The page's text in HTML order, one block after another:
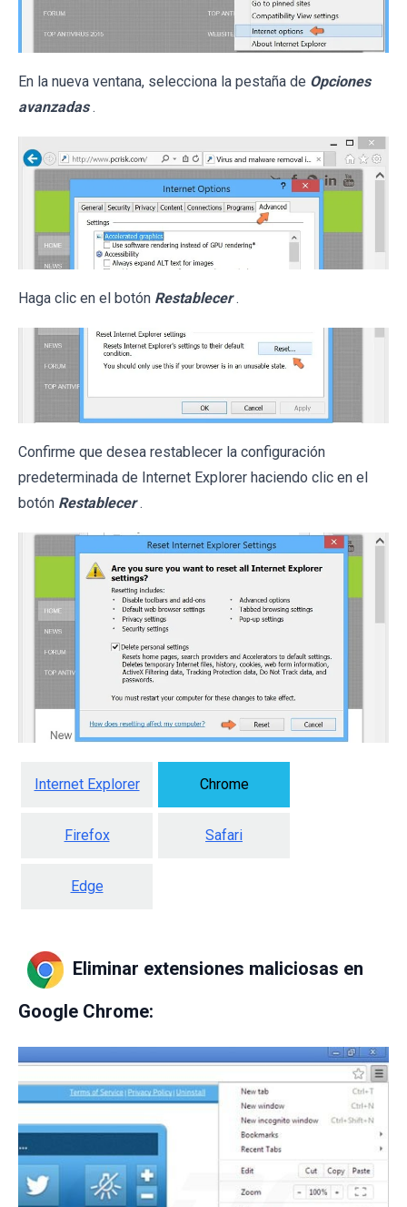
En la nueva ventana, selecciona la pestaña de Opciones
avanzadas .
Haga clic en el botón Restablecer .
Confirme que desea restablecer la configuración
predeterminada de Internet Explorer haciendo clic en el
botón Restablecer .
Internet Explorer Chrome
Firefox Safari
Edge
Eliminar extensiones maliciosas en
Google Chrome: